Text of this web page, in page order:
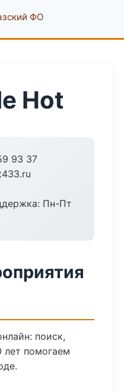
ФО
Hot
93 37
Пн-Пт
поиск,
лет помогаем